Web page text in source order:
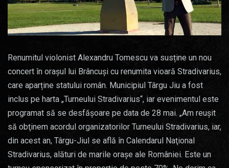
Renumitul violonist Alexandru Tomescu va susține un nou
concert în orașul lui Brâncuși cu renumita vioară Stradivarius,
care aparține statului român. Municipiul Târgu Jiu a fost
inclus pe harta „Turneului Stradivarius“, iar evenimentul este
programat să se desfășoare pe data de 28 mai. „Am reuşit
să obţinem acordul organizatorilor Turneului Stradivarius, iar,
din acest an, Târgu-Jiul se află în Calendarul Naţional
Stradivarius, alături de marile oraşe ale României. Este un